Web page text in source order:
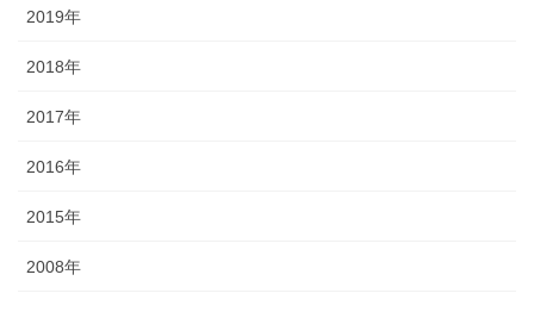
2019年
2018年
2017年
2016年
2015年
2008年